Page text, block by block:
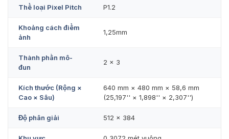
Thể loại Pixel Pitch P1.2
Khoảng cách điểm
ảnh
1,25mm
Thành phần mô-
đun
2 × 3
Kích thước (Rộng ×
Cao × Sâu)
640 mm × 480 mm × 58,6 mm
(25,197'' × 1,898'' × 2,307'')
Độ phân giải 512 × 384